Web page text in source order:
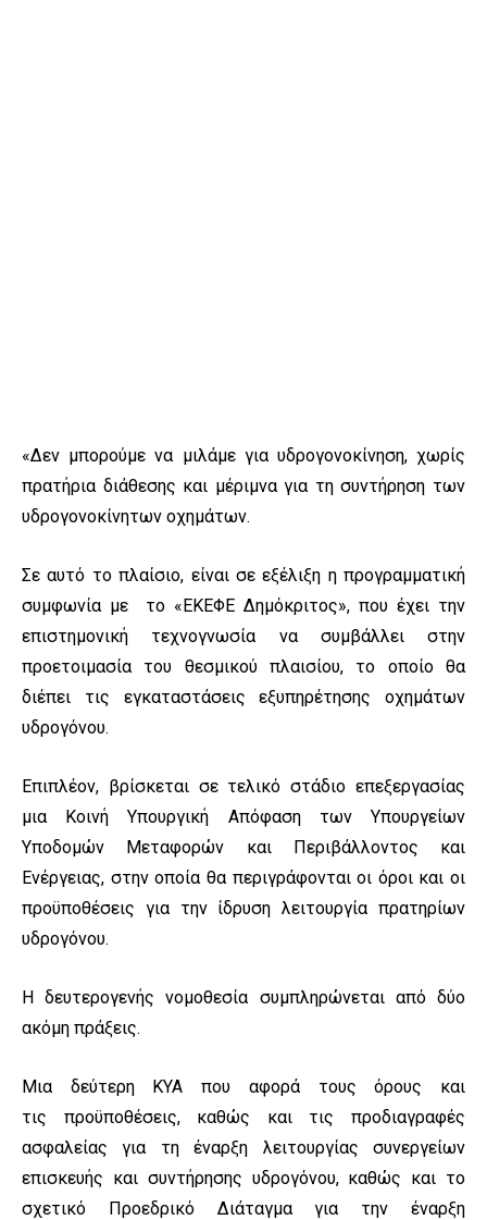
«Δεν μπορούμε να μιλάμε για υδρογονοκίνηση, χωρίς
πρατήρια διάθεσης και μέριμνα για τη συντήρηση των
υδρογονοκίνητων οχημάτων.
Σε αυτό το πλαίσιο, είναι σε εξέλιξη η προγραμματική
συμφωνία με το «ΕΚΕΦΕ Δημόκριτος», που έχει την
επιστημονική τεχνογνωσία να συμβάλλει στην
προετοιμασία του θεσμικού πλαισίου, το οποίο θα
διέπει τις εγκαταστάσεις εξυπηρέτησης οχημάτων
υδρογόνου.
Επιπλέον, βρίσκεται σε τελικό στάδιο επεξεργασίας
μια Κοινή Υπουργική Απόφαση των Υπουργείων
Υποδομών Μεταφορών και Περιβάλλοντος και
Ενέργειας, στην οποία θα περιγράφονται οι όροι και οι
προϋποθέσεις για την ίδρυση λειτουργία πρατηρίων
υδρογόνου.
Η δευτερογενής νομοθεσία συμπληρώνεται από δύο
ακόμη πράξεις.
Μια δεύτερη ΚΥΑ που αφορά τους όρους και
τις προϋποθέσεις, καθώς και τις προδιαγραφές
ασφαλείας για τη έναρξη λειτουργίας συνεργείων
επισκευής και συντήρησης υδρογόνου, καθώς και το
σχετικό Προεδρικό Διάταγμα για την έναρξη